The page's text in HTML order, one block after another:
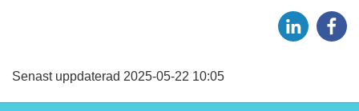
e
e
Senast uppdaterad 2025-05-22 10:05